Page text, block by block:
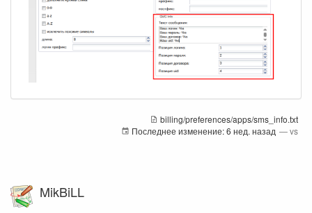
billing/preferences/apps/sms_info.txt
Последнее изменение:6 нед. назад —vs
MikBiLL